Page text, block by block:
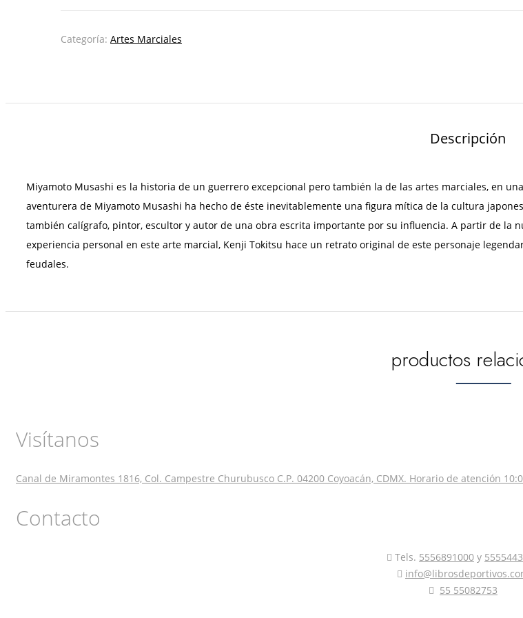
Categoría: Artes Marciales
Descripción
Miyamoto Musashi es la historia de un guerrero excepcional pero también la de las artes marciales, en
aventurera de Miyamoto Musashi ha hecho de éste inevitablemente una figura mítica de la cultura
también calígrafo, pintor, escultor y autor de una obra escrita importante por su influencia. A partir de la
experiencia personal en este arte marcial, Kenji Tokitsu hace un retrato original de este personaje
feudales.
productos
Visítanos
Canal de Miramontes 1816, Col. Campestre Churubusco C.P. 04200 Coyoacán, CDMX. Horario de atención
Contacto
Tels. 5556891000 y
55 55082753